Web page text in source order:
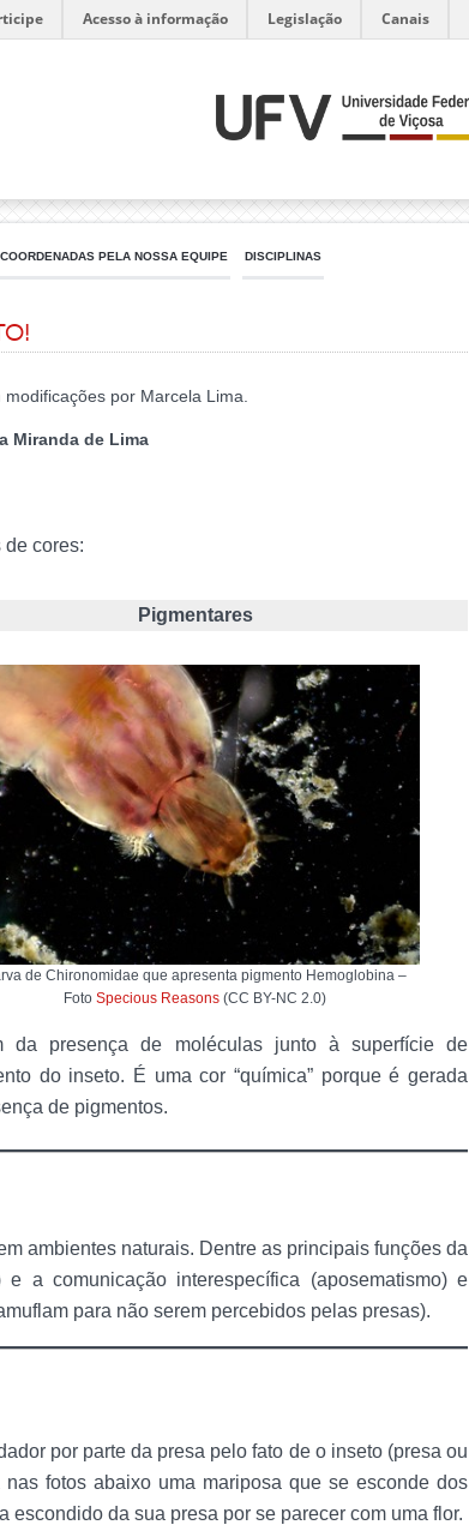
Acesso à informação Legislação Canais
PELA NOSSA EQUIPE DISCIPLINAS
modificações por Marcela Lima.
Miranda de Lima
cores:
Pigmentares
de Chironomidae que apresenta pigmento Hemoglobina –
Foto Specious Reasons (CC BY-NC 2.0)
da presença de moléculas junto à superfície de
do inseto. É uma cor “química” porque é gerada
de pigmentos.
ambientes naturais. Dentre as principais funções da
a comunicação interespecífica (aposematismo) e
para não serem percebidos pelas presas).
por parte da presa pelo fato de o inseto (presa ou
fotos abaixo uma mariposa que se esconde dos
da sua presa por se parecer com uma flor.